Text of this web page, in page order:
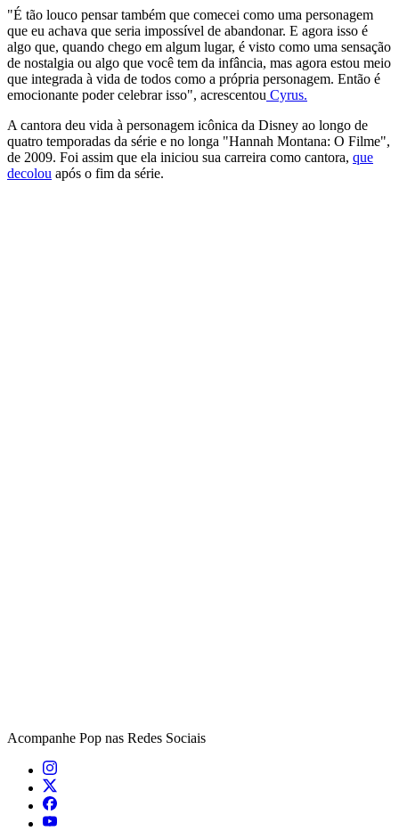
"É tão louco pensar também que comecei como uma personagem
que eu achava que seria impossível de abandonar. E agora isso é
algo que, quando chego em algum lugar, é visto como uma sensação
de nostalgia ou algo que você tem da infância, mas agora estou meio
que integrada à vida de todos como a própria personagem. Então é
emocionante poder celebrar isso", acrescentou Cyrus.
A cantora deu vida à personagem icônica da Disney ao longo de
quatro temporadas da série e no longa "Hannah Montana: O Filme",
de 2009. Foi assim que ela iniciou sua carreira como cantora, que
decolou após o fim da série.
Acompanhe Pop nas Redes Sociais